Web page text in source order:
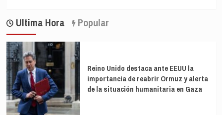
Ultima Hora Popular
Reino Unido destaca ante EEUU la
importancia de reabrir Ormuz y alerta
de la situación humanitaria en Gaza